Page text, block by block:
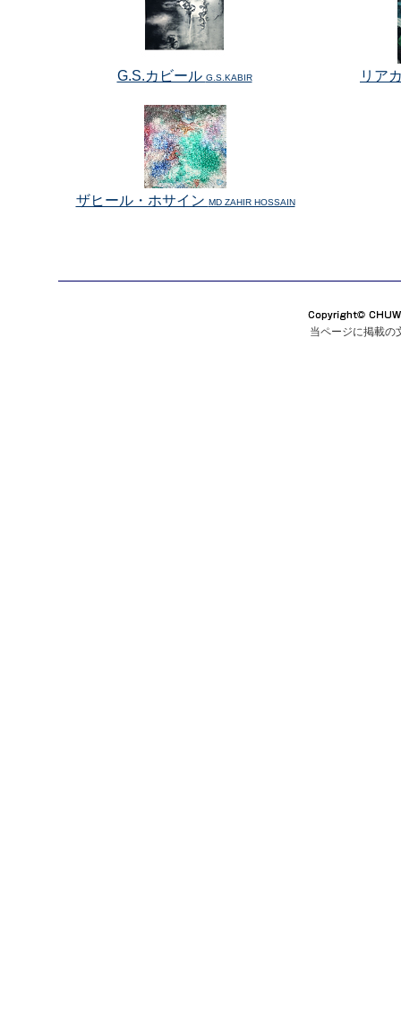
G.S.カビール G.S.KABIR リア
ザヒール・ホサイン MD ZAHIR HOSSAIN
当ページに掲載の